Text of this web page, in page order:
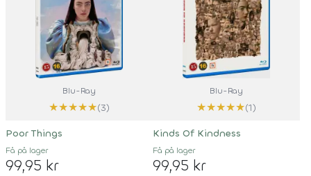
Blu-Ray
★★★★★(3)
Poor Things
Få på lager
99,95 kr
Blu-Ray
★★★★★(1)
Kinds Of Kindness
Få på lager
99,95 kr